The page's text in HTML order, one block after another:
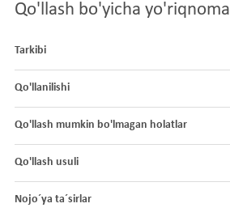
Qo'llash bo'yicha yo'riqnoma
Tarkibi
Qo'llanilishi
Qo'llash mumkin bo'lmagan holatlar
Qo'llash usuli
Nojo´ya ta´sirlar